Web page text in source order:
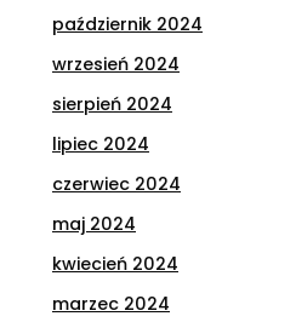
październik 2024
wrzesień 2024
sierpień 2024
lipiec 2024
czerwiec 2024
maj 2024
kwiecień 2024
marzec 2024